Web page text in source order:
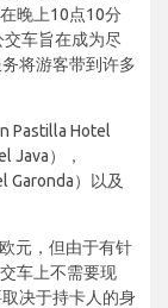
晚上10点10分
车旨在成为尽
将游客带到许多
Pastilla Hotel
Java），
Garonda）以及
元，但由于有针
车上不需要现
决于持卡人的身